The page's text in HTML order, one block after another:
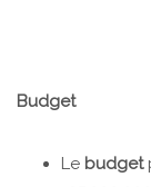
Budget
Le budget